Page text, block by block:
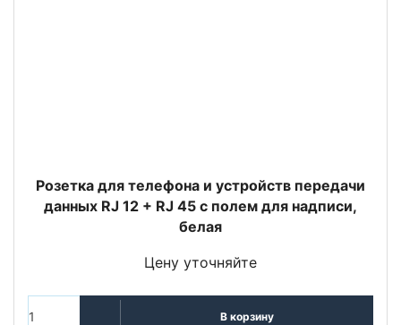
Розетка для телефона и устройств передачи
данных RJ 12 + RJ 45 с полем для надписи,
белая
Цену уточняйте
В корзину